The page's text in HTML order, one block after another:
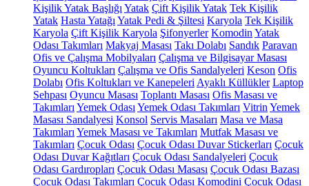
Kişilik Yatak Başlığı Yatak Çift Kişilik Yatak Tek Kişilik
Yatak Hasta Yatağı Yatak Pedi & Şiltesi Karyola Tek Kişilik
Karyola Çift Kişilik Karyola Şifonyerler Komodin Yatak
Odası Takımları Makyaj Masası Takı Dolabı Sandık Paravan
Ofis ve Çalışma Mobilyaları Çalışma ve Bilgisayar Masası
Oyuncu Koltukları Çalışma ve Ofis Sandalyeleri Keson Ofis
Dolabı Ofis Koltukları ve Kanepeleri Ayaklı Küllükler Laptop
Sehpası Oyuncu Masası Toplantı Masası Ofis Masası ve
Takımları Yemek Odası Yemek Odası Takımları Vitrin Yemek
Masası Sandalyesi Konsol Servis Masaları Masa ve Masa
Takımları Yemek Masası ve Takımları Mutfak Masası ve
Takımları Çocuk Odası Çocuk Odası Duvar Stickerları Çocuk
Odası Duvar Kağıtları Çocuk Odası Sandalyeleri Çocuk
Odası Gardıropları Çocuk Odası Masası Çocuk Odası Bazası
Çocuk Odası Takımları Çocuk Odası Komodini Çocuk Odası